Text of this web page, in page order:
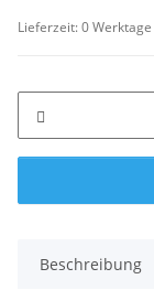
Lieferzeit:0 Werktage
Beschreibung